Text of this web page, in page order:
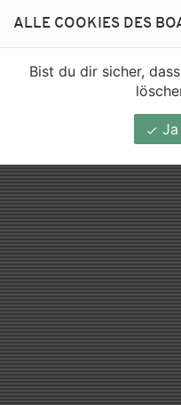
ALLE COOKIES DES
Bist du dir sicher,
Ja